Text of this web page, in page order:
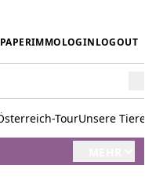
IMMOLOGINLOGOUT
TourUnsere Tiere